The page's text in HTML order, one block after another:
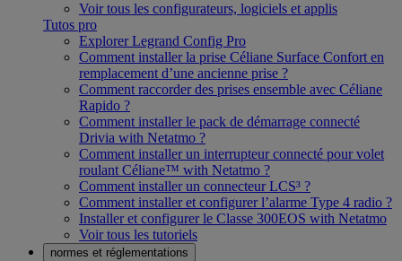
Voir tous les configurateurs, logiciels et applis
Tutos pro
Explorer Legrand Config Pro
Comment installer la prise Céliane Surface Confort en
remplacement d’une ancienne prise ?
Comment raccorder des prises ensemble avec Céliane
Rapido ?
Comment installer le pack de démarrage connecté
Drivia with Netatmo ?
Comment installer un interrupteur connecté pour volet
roulant Céliane™ with Netatmo ?
Comment installer un connecteur LCS³ ?
Comment installer et configurer l’alarme Type 4 radio ?
Installer et configurer le Classe 300EOS with Netatmo
Voir tous les tutoriels
normes et réglementations